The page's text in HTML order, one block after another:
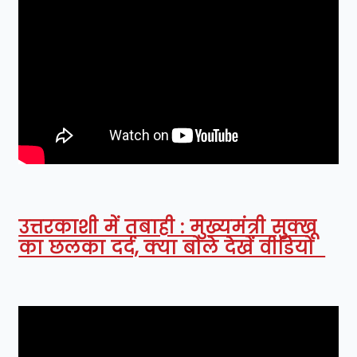
उत्तरकाशी में तबाही : मुख्यमंत्री सुक्खू
का छलका दर्द, क्या बोले देखें वीडियो